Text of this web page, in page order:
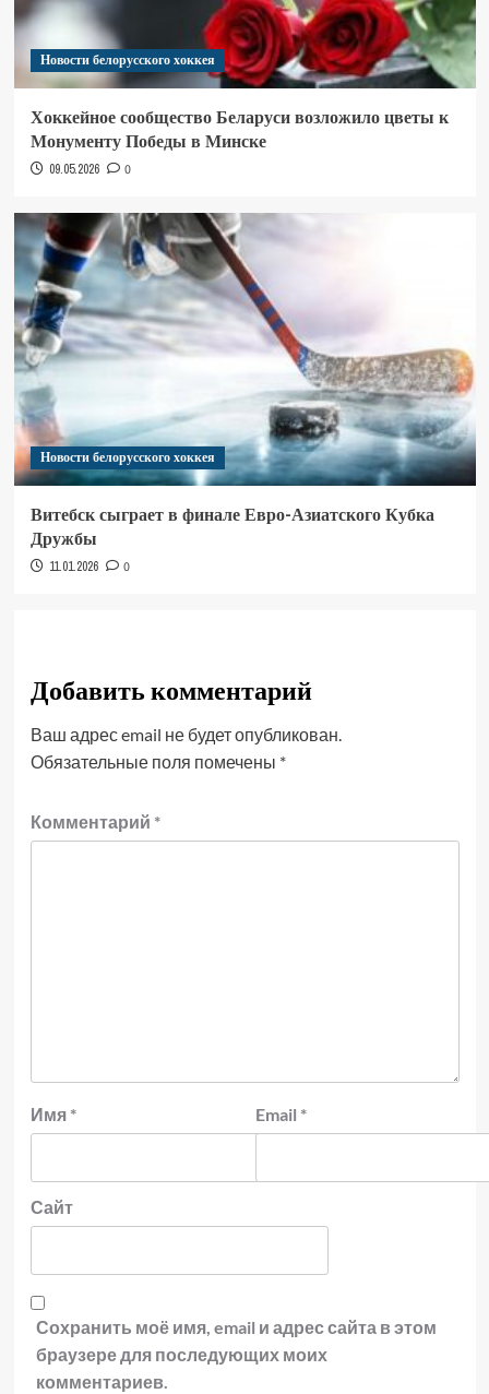
Новости белорусского хоккея
Хоккейное сообщество Беларуси возложило цветы к
Монументу Победы в Минске
09.05.2026 0
Новости белорусского хоккея
Витебск сыграет в финале Евро-Азиатского Кубка
Дружбы
11.01.2026 0
Добавить комментарий
Ваш адрес email не будет опубликован.
Обязательные поля помечены *
Комментарий *
Имя * Email *
Сайт
Сохранить моё имя, email и адрес сайта в этом
браузере для последующих моих
комментариев.